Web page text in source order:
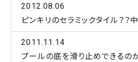
2012.08.06
ピンキリのセラミックタイル？？
2011.11.14
プールの底を滑り止めできるの